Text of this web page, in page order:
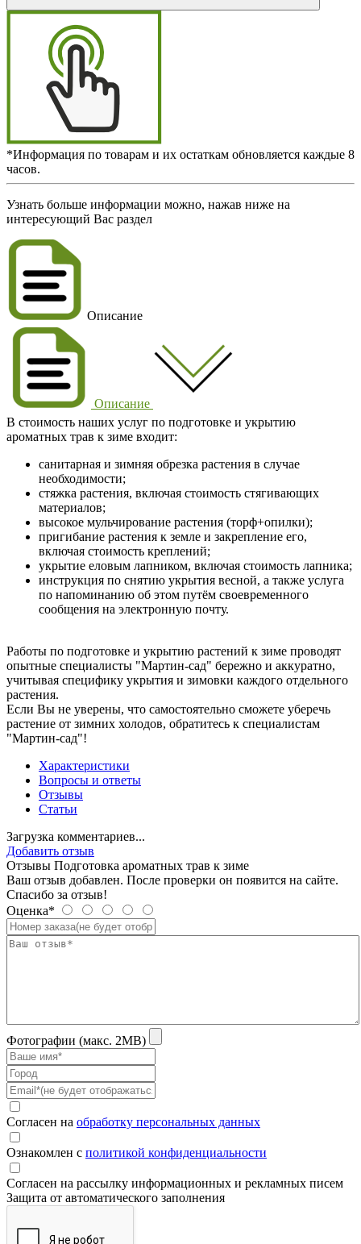
*Информация по товарам и их остаткам обновляется каждые 8
часов.
Узнать больше информации можно, нажав ниже на
интересующий Вас раздел
Описание
Описание
В стоимость наших услуг по подготовке и укрытию
ароматных трав к зиме входит:
санитарная и зимняя обрезка растения в случае
необходимости;
стяжка растения, включая стоимость стягивающих
материалов;
высокое мульчирование растения (торф+опилки);
пригибание растения к земле и закрепление его,
включая стоимость креплений;
укрытие еловым лапником, включая стоимость лапника;
инструкция по снятию укрытия весной, а также услуга
по напоминанию об этом путём своевременного
сообщения на электронную почту.
Работы по подготовке и укрытию растений к зиме проводят
опытные специалисты "Мартин-сад" бережно и аккуратно,
учитывая специфику укрытия и зимовки каждого отдельного
растения.
Если Вы не уверены, что самостоятельно сможете уберечь
растение от зимних холодов, обратитесь к специалистам
"Мартин-сад"!
Характеристики
Вопросы и ответы
Отзывы
Статьи
Загрузка комментариев...
Добавить отзыв
Отзывы Подготовка ароматных трав к зиме
Ваш отзыв добавлен. После проверки он появится на сайте.
Спасибо за отзыв!
Оценка*
Фотографии (макс. 2MB)
Согласен на обработку персональных данных
Ознакомлен с политикой конфиденциальности
Согласен на рассылку информационных и рекламных писем
Защита от автоматического заполнения